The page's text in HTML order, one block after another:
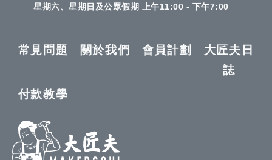
星期六、星期日及公眾假期 上午11:00 - 下午7:00
常見問題 關於我們 會員計劃
大匠夫日
誌
付款教學